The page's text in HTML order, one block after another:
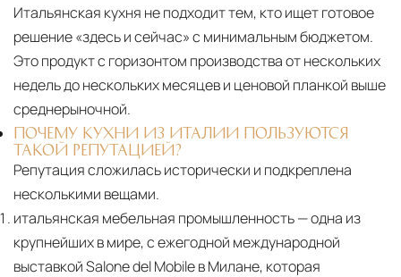
Итальянская кухня не подходит тем, кто ищет готовое
решение «здесь и сейчас» с минимальным бюджетом.
Это продукт с горизонтом производства от нескольких
недель до нескольких месяцев и ценовой планкой выше
среднерыночной.
ПОЧЕМУ КУХНИ ИЗ ИТАЛИИ ПОЛЬЗУЮТСЯ
ТАКОЙ РЕПУТАЦИЕЙ?
Репутация сложилась исторически и подкреплена
несколькими вещами.
итальянская мебельная промышленность — одна из
крупнейших в мире, с ежегодной международной
выставкой Salone del Mobile в Милане, которая